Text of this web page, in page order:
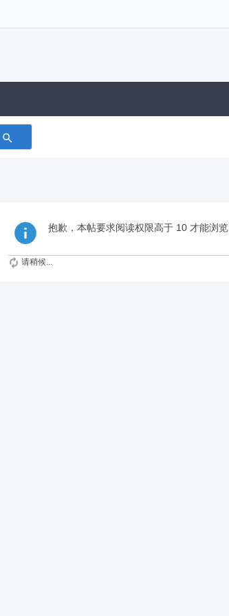
抱歉，本帖要求阅读权限高于 10 才能浏览
请稍候...